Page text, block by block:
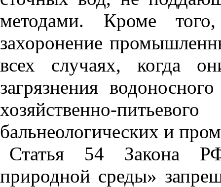
методами. Кроме
захоронение
всех случаях, когда
загрязнения
хозяйственно-
бальнеологических и
Статья 54 Закона
природной среды»